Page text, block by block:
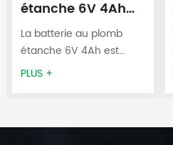
étanche 6V 4Ah
3FM4 pour
onduleur
La batterie au plomb
étanche 6V 4Ah est
utilisée pour les
PLUS +